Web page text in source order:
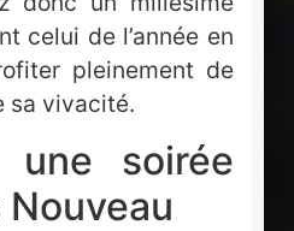
celui de l’année en
pleinement de
sa vivacité.
une soirée